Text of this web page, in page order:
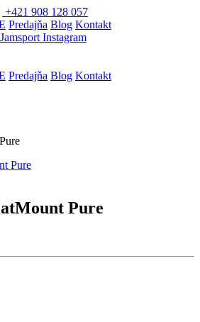
+421 908 128 057
Predajňa Blog Kontakt
Predajňa Blog Kontakt
Pure